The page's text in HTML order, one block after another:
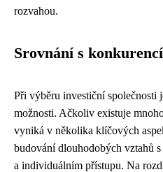
rozvahou.
Srovnání s konkurencí
Při výběru investiční společnosti
možnosti. Ačkoliv existuje
vyniká v několika klíčových
budování dlouhodobých vztahů
a individuálním přístupu. Na